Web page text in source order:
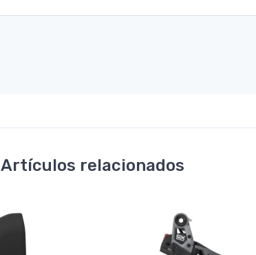
Artículos relacionados